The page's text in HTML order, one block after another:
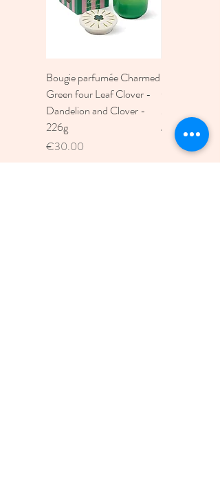
Bougie parfumée Charmed
Green four Leaf Clover -
Dandelion and Clover -
226g
Price
€30.00
Moon
Price
€30.00